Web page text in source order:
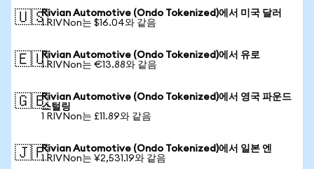
🇺🇸Rivian Automotive (Ondo Tokenized)에서 미국 달러
1 RIVNon는 $16.04와 같음
🇪🇺Rivian Automotive (Ondo Tokenized)에서 유로
1 RIVNon는 €13.88와 같음
🇬🇧Rivian Automotive (Ondo Tokenized)에서 영국 파운드
스털링
1 RIVNon는 £11.89와 같음
🇯🇵Rivian Automotive (Ondo Tokenized)에서 일본 엔
1 RIVNon는 ¥2,531.19와 같음